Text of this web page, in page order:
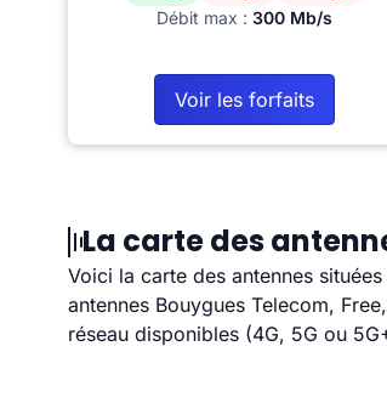
Débit max : 300 Mb/s
Voir les forfaits
La carte des
Voici la carte des antennes
antennes Bouygues Telecom,
réseau disponibles (4G, 5G ou